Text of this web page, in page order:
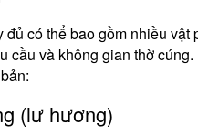
đủ có thể bao gồm nhiều vật
cầu và không gian thờ
(lư hương)